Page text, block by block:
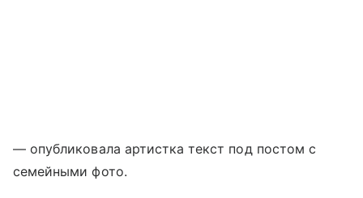
— опубликовала артистка текст под постом с
семейными фото.